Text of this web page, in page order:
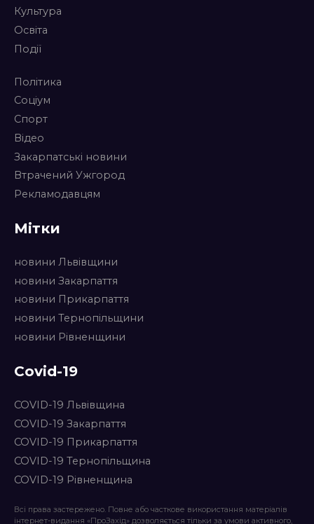
Культура
Освіта
Події
Політика
Соціум
Спорт
Відео
Закарпатські новини
Втрачений Ужгород
Рекламодавцям
Мітки
новини Львівщини
новини Закарпаття
новини Прикарпаття
новини Тернопільщини
новини Рівненщини
Covid-19
COVID-19 Львівщина
COVID-19 Закарпаття
COVID-19 Прикарпаття
COVID-19 Тернопільщина
COVID-19 Рівненщина
Всі права застережено. Повне або часткове використання матеріалів
інтернет-видання «ПроЗахід» дозволяється тільки за умови активного,